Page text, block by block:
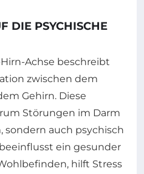
DIE PSYCHISCHE
Achse beschreibt
zwischen dem
Gehirn. Diese
Störungen im Darm
sondern auch psychisch
ein gesunder
hilft Stress